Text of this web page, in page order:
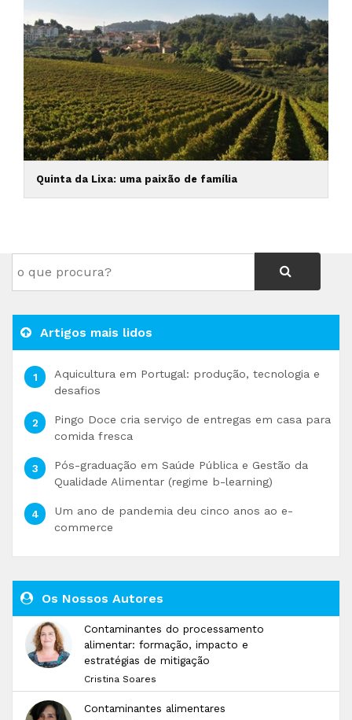
Quinta da Lixa: uma paixão de família
Artigos mais lidos
Aquicultura em Portugal: produção, tecnologia e
desafios
Pingo Doce cria serviço de entregas em casa para
comida fresca
Pós-graduação em Saúde Pública e Gestão da
Qualidade Alimentar (regime b-learning)
Um ano de pandemia deu cinco anos ao e-
commerce
Os Nossos Autores
Contaminantes do processamento
alimentar: formação, impacto e
estratégias de mitigação
Cristina Soares
Contaminantes alimentares